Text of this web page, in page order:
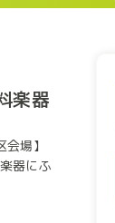
楽器
場】
器にふ